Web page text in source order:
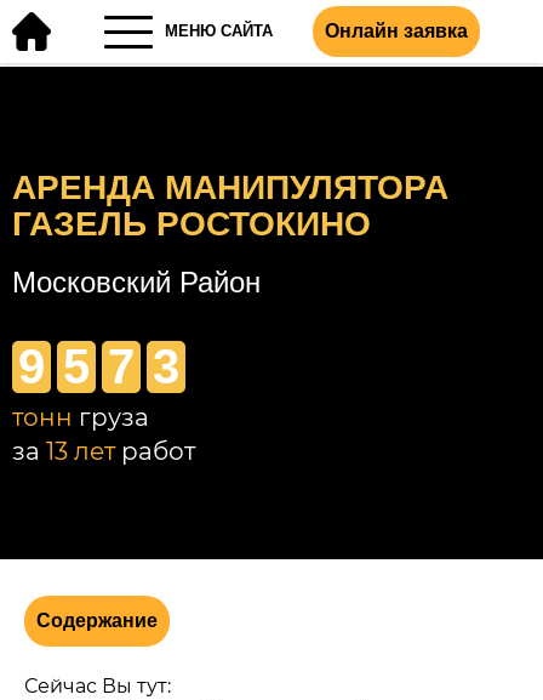
МЕНЮ САЙТА Онлайн заявка
АРЕНДА МАНИПУЛЯТОРА
ГАЗЕЛЬ РОСТОКИНО
Московский Район
9 5 7 3
тонн груза
за 13 летработ
Содержание
Сейчас Вы тут: